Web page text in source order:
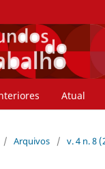
Atual
/ Arquivos / v. 4 n. 8